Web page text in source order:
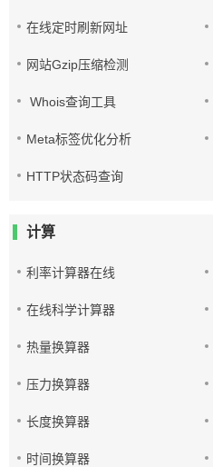
在线定时刷新网址
网站Gzip压缩检测
Whois查询工具
Meta标签优化分析
HTTP状态码查询
计算
利率计算器在线
在线科学计算器
热量换算器
压力换算器
长度换算器
时间换算器